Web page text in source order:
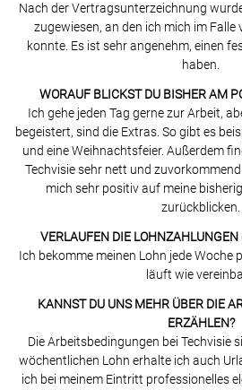
Nach der Vertragsunterzeichnung
zugewiesen, an den ich mich im Falle
konnte. Es ist sehr angenehm, einen
haben.
WORAUF BLICKST DU BISHER AM
Ich gehe jeden Tag gerne zur Arbeit,
begeistert, sind die Extras. So gibt es
und eine Weihnachtsfeier. Außerdem
Techvisie sehr nett und
mich sehr positiv auf meine
zurückblicken.
VERLAUFEN DIE LOHNZAHLUNGEN
Ich bekomme meinen Lohn jede Woche
läuft wie
KANNST DU UNS MEHR ÜBER DIE
ERZÄHLEN?
Die Arbeitsbedingungen bei Techvisie
wöchentlichen Lohn erhalte ich auch
ich bei meinem Eintritt professionelles